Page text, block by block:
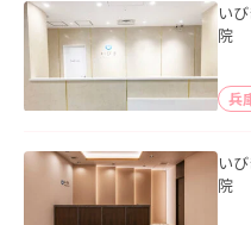
い
院
兵
い
院